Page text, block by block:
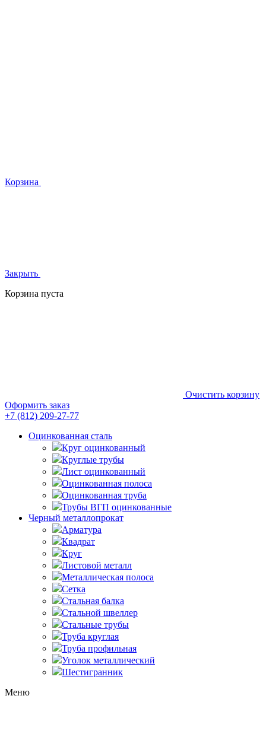
Корзина
Закрыть
Корзина пуста
Очистить корзину
Оформить заказ
+7 (812) 209-27-77
Оцинкованная сталь
Круг оцинкованный
Круглые трубы
Лист оцинкованный
Оцинкованная полоса
Оцинкованная труба
Трубы ВГП оцинкованные
Черный металлопрокат
Арматура
Квадрат
Круг
Листовой металл
Металлическая полоса
Сетка
Стальная балка
Стальной швеллер
Стальные трубы
Труба круглая
Труба профильная
Уголок металлический
Шестигранник
Меню